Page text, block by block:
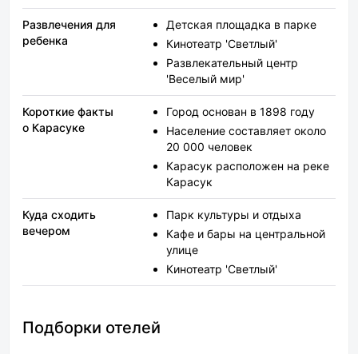
Развлечения для
ребенка
Детская площадка в парке
Кинотеатр 'Светлый'
Развлекательный центр
'Веселый мир'
Короткие факты
о Карасуке
Город основан в 1898 году
Население составляет около
20 000 человек
Карасук расположен на реке
Карасук
Куда сходить
вечером
Парк культуры и отдыха
Кафе и бары на центральной
улице
Кинотеатр 'Светлый'
Подборки отелей